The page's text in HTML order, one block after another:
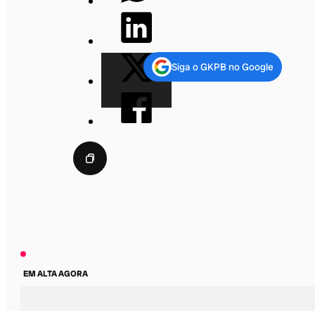
Siga o GKPB no Google
EM ALTA AGORA